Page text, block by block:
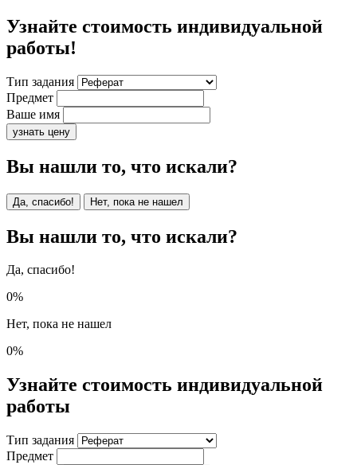
Узнайте стоимость индивидуальной
работы!
Тип задания
Предмет
Ваше имя
узнать цену
Вы нашли то, что искали?
Да, спасибо! Нет, пока не нашел
Вы нашли то, что искали?
Да, спасибо!
0%
Нет, пока не нашел
0%
Узнайте стоимость индивидуальной
работы
Тип задания
Предмет